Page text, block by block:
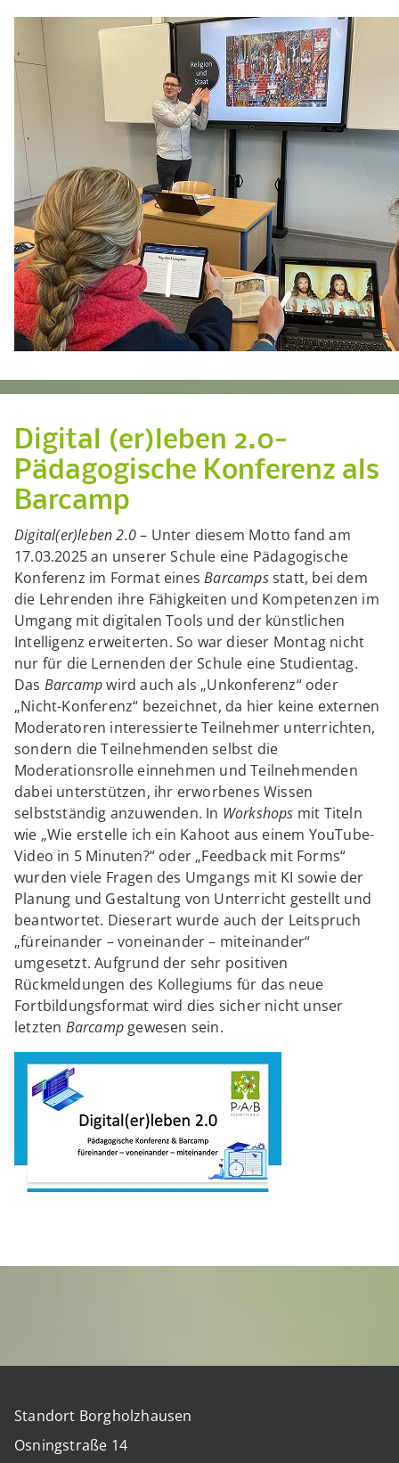
Digital (er)leben 2.0-
Pädagogische Konferenz als
Barcamp
Digital(er)leben 2.0– Unter diesem Motto fand am
17.03.2025 an unserer Schule eine Pädagogische
Konferenz im Format einesBarcampsstatt, bei dem
die Lehrenden ihre Fähigkeiten und Kompetenzen im
Umgang mit digitalen Tools und der künstlichen
Intelligenz erweiterten. So war dieser Montag nicht
nur für die Lernenden der Schule eine Studientag.
Das Barcampwird auch als „Unkonferenz“ oder
„Nicht-Konferenz“ bezeichnet, da hier keine externen
Moderatoren interessierte Teilnehmer unterrichten,
sondern die Teilnehmenden selbst die
Moderationsrolle einnehmen und Teilnehmenden
dabei unterstützen, ihr erworbenes Wissen
selbstständig anzuwenden. In Workshops mit Titeln
wie „Wie erstelle ich ein Kahoot aus einem YouTube-
Video in 5 Minuten?“ oder „Feedback mit Forms“
wurden viele Fragen des Umgangs mit KI sowie der
Planung und Gestaltung von Unterricht gestellt und
beantwortet. Dieserart wurde auch der Leitspruch
„füreinander – voneinander – miteinander“
umgesetzt. Aufgrund der sehr positiven
Rückmeldungen des Kollegiums für das neue
Fortbildungsformat wird dies sicher nicht unser
letzten Barcamp gewesen sein.
Standort Borgholzhausen
Osningstraße 14